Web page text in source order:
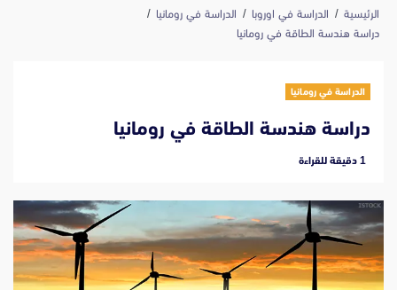
الرئيسية الدراسة في اوروبا
الدراسة في رومانيا
دراسة هندسة الطاقة في رومانيا
الدراسة في رومانيا
دراسة هندسة الطاقة في رومانيا
‫1 دقيقة للقراءة